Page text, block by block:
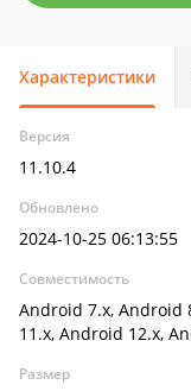
Характеристики
Версия
11.10.4
Обновлено
2024-10-25 06:13:55
Совместимость
Android 7.x, Android
11.x, Android 12.x,
Размер